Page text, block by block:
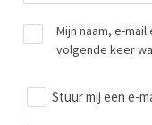
Mijn naam, e-
volgende keer
Stuur mij een e-